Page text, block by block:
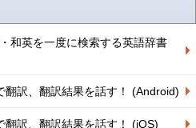
和英を一度に検索する英語辞書
訳、翻訳結果を話す！ (Android)
訳、翻訳結果を話す！ (iOS)